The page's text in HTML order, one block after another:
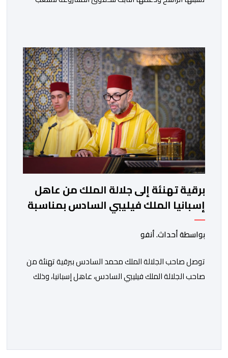
الشريف، واقتناعها بفضائل الحوار والتفاوض كسبيل وحيد
لحل الصراع الفلسطيني- الإسرائيلي، بعيدا عن أعمال العنف
والتطرف والتصرفات أحادية الجانب، وكذا انخراطها التام في
كل […]
برقية تهنئة إلى جلالة الملك من عاهل
إسبانيا الملك فيليبي السادس بمناسبة
عيد العرش المجيد
بواسطة أحداث. أنفو
توصل صاحب الجلالة الملك محمد السادس ببرقية تهنئة من
صاحب الجلالة الملك فيليبي السادس، عاهل إسبانيا، وذلك
الملك، وبالمزيد من الازدهار والرفاه للشعب المغربي. […]